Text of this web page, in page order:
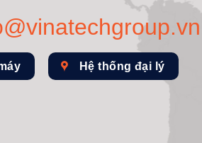
Hệ thống đại lý